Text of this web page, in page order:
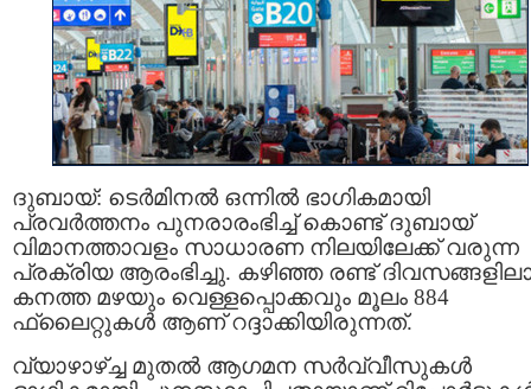
ദുബായ്: ടെർമിനൽ ഒന്നിൽ ഭാഗികമായി
പ്രവർത്തനം പുനരാരംഭിച്ച് കൊണ്ട് ദുബായ്
വിമാനത്താവളം സാധാരണ നിലയിലേക്ക് വരുന്ന
പ്രക്രിയ ആരംഭിച്ചു. കഴിഞ്ഞ രണ്ട്
കനത്ത മഴയും വെള്ളപ്പൊക്കവും മൂലം 884
ഫ്ലൈറ്റുകൾ ആണ് റദ്ദാക്കിയിരുന്നത്.
വ്യാഴാഴ്ച്ച മുതൽ ആഗമന സർവ്വീസുകൾ